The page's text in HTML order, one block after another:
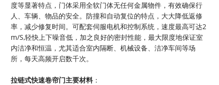
度等显著特点，门体采用全软门体无任何金属物件，有效确保行
人、车辆、物品的安全。防撞和自动复位的特点，大大降低返修
率，减少修复时间。可配套伺服电机和控制系统，速度最高可达2
m/S,轻快上下噪音低，加之良好的密封性能，最大限度地保证室
内洁净和恒温，尤其适合室内隔断、机械设备、洁净车间等场
所，每天高频开启数千次。
拉链式快速卷帘门主要材料：